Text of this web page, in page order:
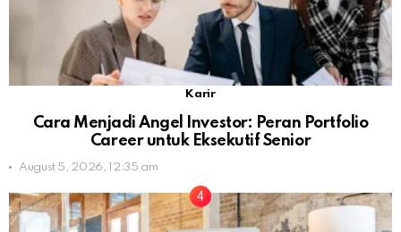
Karir
Cara Menjadi Angel Investor: Peran Portfolio
Career untuk Eksekutif Senior
August 5, 2026, 12:35 am